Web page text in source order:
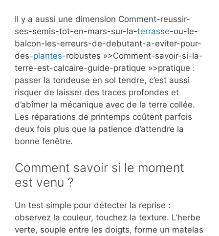
Il y a aussi une dimension Comment-reussir-
ses-semis-tot-en-mars-sur-la-terrasse-ou-le-
balcon-les-erreurs-de-debutant-a-eviter-pour-
des-plantes-robustes »>Comment-savoir-si-la-
terre-est-calcaire-guide-pratique »>pratique :
passer la tondeuse en sol tendre, c’est aussi
risquer de laisser des traces profondes et
d’abîmer la mécanique avec de la terre collée.
Les réparations de printemps coûtent parfois
deux fois plus que la patience d’attendre la
bonne fenêtre.
Comment savoir si le moment
est venu ?
Un test simple pour détecter la reprise :
observez la couleur, touchez la texture. L’herbe
verte, souple entre les doigts, forme un matelas